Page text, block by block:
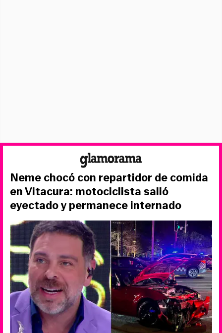
Neme chocó con repartidor de comida
en Vitacura: motociclista salió
eyectado y permanece internado